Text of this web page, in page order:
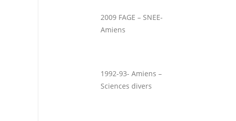
2009 FAGE – SNEE-
Amiens
1992-93- Amiens –
Sciences divers